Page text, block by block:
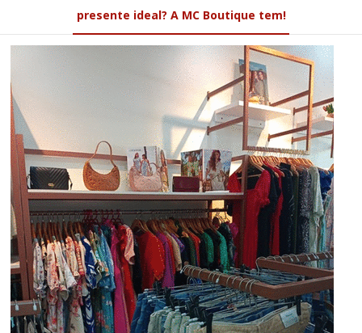
presente ideal? A MC Boutique tem!